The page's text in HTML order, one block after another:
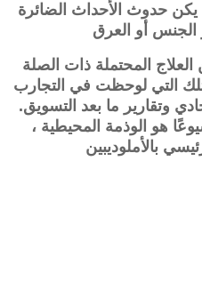
يكن حدوث الأحداث الضائرة
الجنس أو العرق
العلاج المحتملة ذات الصلة
التي لوحظت في التجارب
وتقارير ما بعد التسويق.
هو الوذمة المحيطية ،
بالأملوديبين